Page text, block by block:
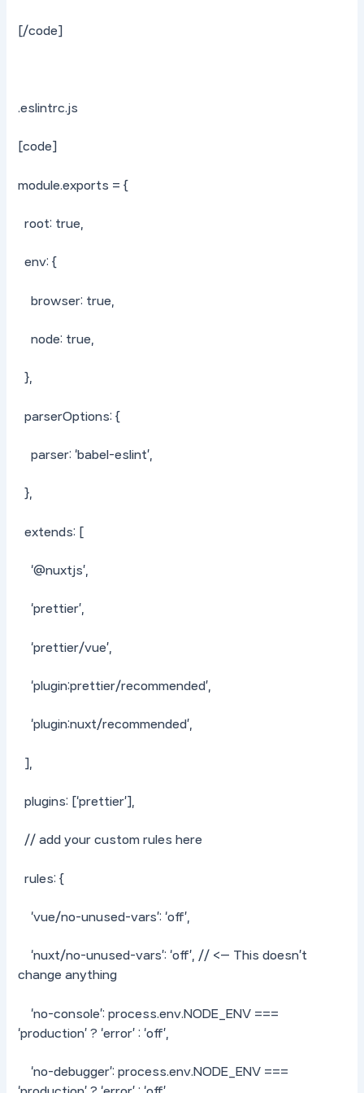
[/code]
.eslintrc.js
[code]
module.exports = {
root: true,
env: {
browser: true,
node: true,
},
parserOptions: {
parser: ‘babel-eslint’,
},
extends: [
‘@nuxtjs’,
‘prettier’,
‘prettier/vue’,
‘plugin:prettier/recommended’,
‘plugin:nuxt/recommended’,
],
plugins: [‘prettier’],
// add your custom rules here
rules: {
‘vue/no-unused-vars’: ‘off’,
‘nuxt/no-unused-vars’: ‘off’, // <— This doesn’t
change anything
‘no-console’: process.env.NODE_ENV ===
‘production’ ? ‘error’ : ‘off’,
‘no-debugger’: process.env.NODE_ENV ===